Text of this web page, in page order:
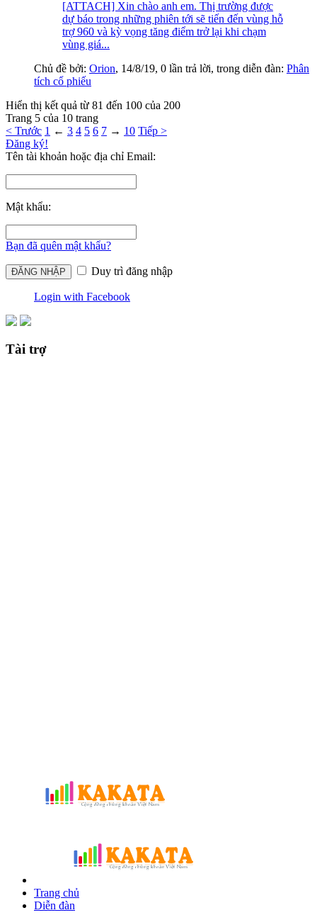
[ATTACH] Xin chào anh em. Thị trường được
dự báo trong những phiên tới sẽ tiến đến vùng hỗ
trợ 960 và kỳ vọng tăng điểm trở lại khi chạm
vùng giá...
Chủ đề bởi: Orion, 14/8/19, 0 lần trả lời, trong diễn đàn: Phân
tích cổ phiếu
Hiển thị kết quả từ 81 đến 100 của 200
Trang 5 của 10 trang
< Trước 1 ← 3 4 5 6 7 → 10 Tiếp >
Đăng ký!
Tên tài khoản hoặc địa chỉ Email:
Mật khẩu:
Bạn đã quên mật khẩu?
Duy trì đăng nhập
Login with Facebook
Tài trợ
Trang chủ
Diễn đàn